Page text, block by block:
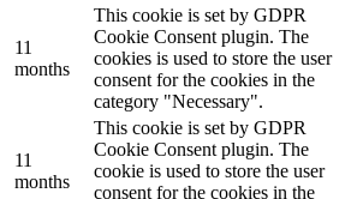
11
months
This cookie is set by GDPR
Cookie Consent plugin. The
cookies is used to store the user
consent for the cookies in the
category "Necessary".
11
months
This cookie is set by GDPR
Cookie Consent plugin. The
cookie is used to store the user
consent for the cookies in the